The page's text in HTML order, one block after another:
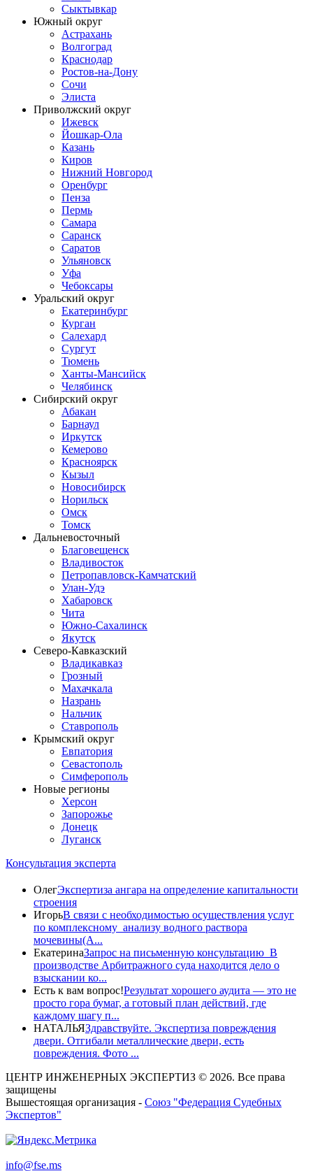
Сыктывкар
Южный округ
Астрахань
Волгоград
Краснодар
Ростов-на-Дону
Сочи
Элиста
Приволжский округ
Ижевск
Йошкар-Ола
Казань
Киров
Нижний Новгород
Оренбург
Пенза
Пермь
Самара
Саранск
Саратов
Ульяновск
Уфа
Чебоксары
Уральский округ
Екатеринбург
Курган
Салехард
Сургут
Тюмень
Ханты-Мансийск
Челябинск
Сибирский округ
Абакан
Барнаул
Иркутск
Кемерово
Красноярск
Кызыл
Новосибирск
Норильск
Омск
Томск
Дальневосточный
Благовещенск
Владивосток
Петропавловск-Камчатский
Улан-Удэ
Хабаровск
Чита
Южно-Сахалинск
Якутск
Северо-Кавказский
Владикавказ
Грозный
Махачкала
Назрань
Нальчик
Ставрополь
Крымский округ
Евпатория
Севастополь
Симферополь
Новые регионы
Херсон
Запорожье
Донецк
Луганск
Консультация эксперта
ОлегЭкспертиза ангара на определение капитальности
строения
ИгорьВ связи с необходимостью осуществления услуг
по комплексному анализу водного раствора
мочевины(A...
ЕкатеринаЗапрос на письменную консультацию В
производстве Арбитражного суда находится дело о
взыскании ко...
Есть к вам вопрос!Результат хорошего аудита — это не
просто гора бумаг, а готовый план действий, где
каждому шагу п...
НАТАЛЬЯЗдравствуйте. Экспертиза повреждения
двери. Отгибали металлические двери, есть
повреждения. Фото ...
ЦЕНТР ИНЖЕНЕРНЫХ ЭКСПЕРТИЗ © 2026. Все права
защищены
Вышестоящая организация - Союз "Федерация Судебных
Экспертов"
info@fse.ms